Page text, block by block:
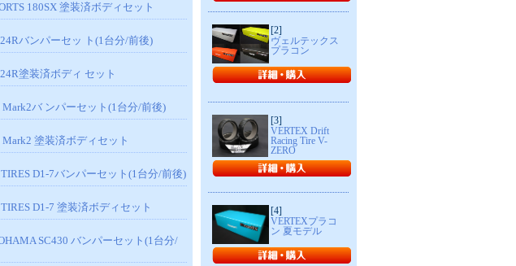
180SX 塗装済ボディセット
バンパーセッ ト(1台分/前後)
塗装済ボディ セット
Mark2バ ンパーセット(1台分/前後)
Mark2 塗装済ボディセット
D1-7バンパーセット(1台分/前後)
D1-7 塗装済ボディセット
SC430 バンパーセット(1台分/
[2]
ヴェルテックス
プラコン
[3]
VERTEX Drift
Racing Tire V-
ZERO
[4]
VERTEXプラコ
ン 夏モデル